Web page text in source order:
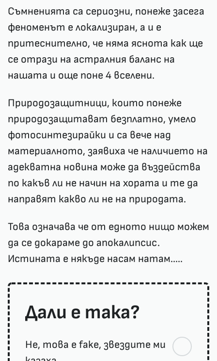
Съмненията са сериозни, понеже засега
феноменът е локализиран, а и е
притеснително, че няма яснота как ще
се отрази на астралния баланс на
нашата и още поне 4 вселени.
Природозащитници, които понеже
природозащитават безплатно, умело
фотосинтезирайки и са вече над
материалното, заявиха че наличието на
адекватна новина може да въздейства
по какъв ли не начин на хората и те да
направят какво ли не на природата.
Това означава че от едното нищо можем
да се докараме до апокалипсис.
Истината е някъде насам натам.....
Дали е така?
Не, това е fake, звездите ми